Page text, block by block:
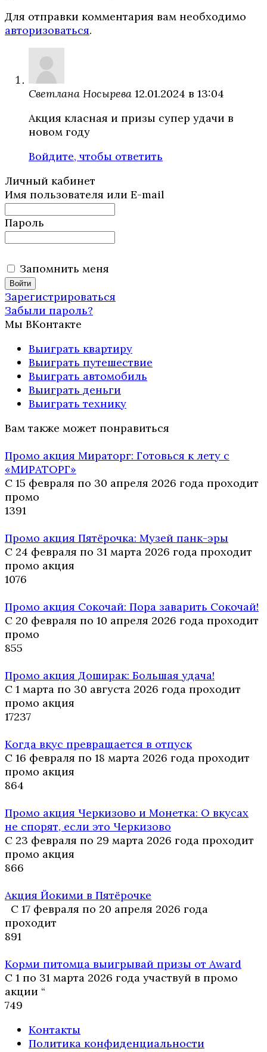
Для отправки комментария вам необходимо
авторизоваться.
Светлана Носырева 12.01.2024 в 13:04
Акция класная и призы супер удачи в
новом году
Войдите, чтобы ответить
Личный кабинет
Имя пользователя или E-mail
Пароль
Запомнить меня
Зарегистрироваться
Забыли пароль?
Мы ВКонтакте
Выиграть квартиру
Выиграть путешествие
Выиграть автомобиль
Выиграть деньги
Выиграть технику
Вам также может понравиться
Промо акция Мираторг: Готовься к лету с
«МИРАТОРГ»
С 15 февраля по 30 апреля 2026 года проходит
промо
1391
Промо акция Пятёрочка: Музей панк-эры
С 24 февраля по 31 марта 2026 года проходит
промо акция
1076
Промо акция Сокочай: Пора заварить Сокочай!
С 20 февраля по 10 апреля 2026 года проходит
промо
855
Промо акция Доширак: Большая удача!
С 1 марта по 30 августа 2026 года проходит
промо акция
17237
Когда вкус превращается в отпуск
С 16 февраля по 18 марта 2026 года проходит
промо акция
864
Промо акция Черкизово и Монетка: О вкусах
не спорят, если это Черкизово
С 23 февраля по 29 марта 2026 года проходит
промо акция
866
Акция Йокими в Пятёрочке
С 17 февраля по 20 апреля 2026 года
проходит
891
Корми питомца выигрывай призы от Award
С 1 по 31 марта 2026 года участвуй в промо
акции “
749
Контакты
Политика конфиденциальности